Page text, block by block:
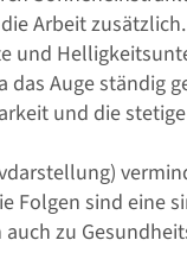
Arbeit zusätzlich.
und
Auge ständig
und die
Folgen sind eine
zu